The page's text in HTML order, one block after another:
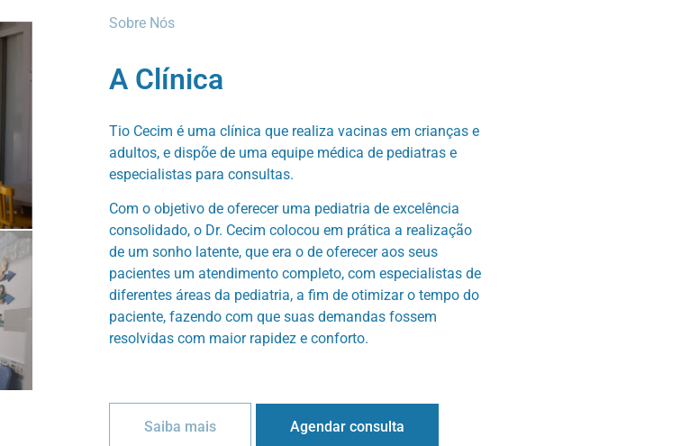
Sobre Nós
A Clínica
Tio Cecim é uma clínica que realiza vacinas em crianças e
adultos, e dispõe de uma equipe médica de pediatras e
especialistas para consultas.
Com o objetivo de oferecer uma pediatria de excelência
consolidado, o Dr. Cecim colocou em prática a realização
de um sonho latente, que era o de oferecer aos seus
pacientes um atendimento completo, com especialistas de
diferentes áreas da pediatria, a fim de otimizar o tempo do
paciente, fazendo com que suas demandas fossem
resolvidas com maior rapidez e conforto.
Saiba mais Agendar consulta